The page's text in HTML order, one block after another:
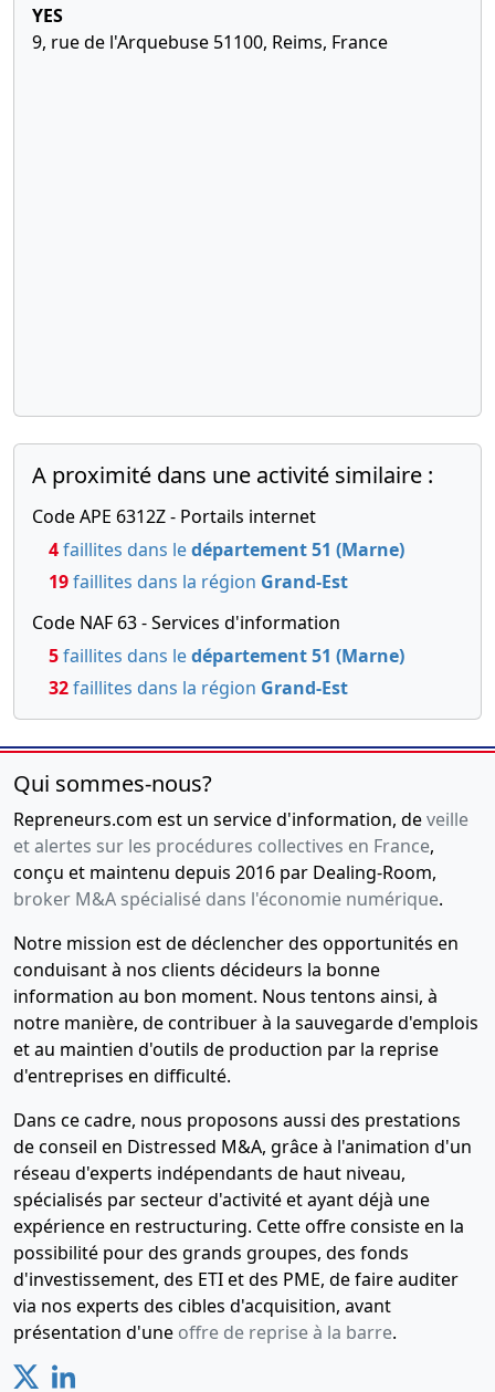
social
YES
9, rue de l'Arquebuse 51100, Reims, France
A proximité dans une activité similaire :
Code APE 6312Z - Portails internet
4faillites dans ledépartement 51 (Marne)
19faillites dans la région Grand-Est
Code NAF 63 - Services d'information
5faillites dans ledépartement 51 (Marne)
32faillites dans la région Grand-Est
Qui sommes-nous?
Repreneurs.com est un service d'information, deveille
et alertes sur les procédures collectives en France,
conçu et maintenu depuis 2016 par Dealing-Room,
broker M&A spécialisé dans l'économie numérique.
Notre mission est de déclencher des opportunités en
conduisant à nos clients décideurs la bonne
information au bon moment. Nous tentons ainsi, à
notre manière, de contribuer à la sauvegarde d'emplois
et au maintien d'outils de production par la reprise
d'entreprises en difficulté.
Dans ce cadre, nous proposons aussi des prestations
de conseil en Distressed M&A, grâce à l'animation d'un
réseau d'experts indépendants de haut niveau,
spécialisés par secteur d'activité et ayant déjà une
expérience en restructuring. Cette offre consiste en la
possibilité pour des grands groupes, des fonds
d'investissement, des ETI et des PME, de faire auditer
via nos experts des cibles d'acquisition, avant
présentation d'une offre de reprise à la barre.